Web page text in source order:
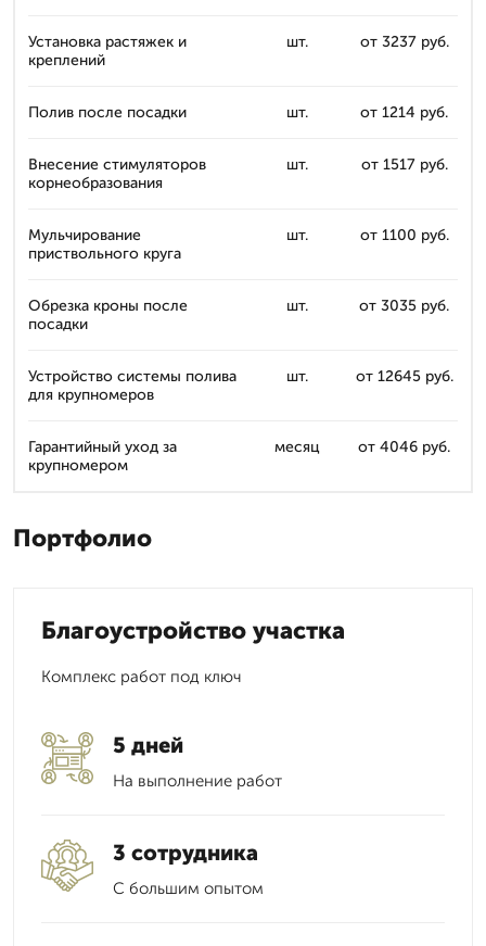
Установка растяжек и
креплений
шт. от 3237 руб.
Полив после посадки шт. от 1214 руб.
Внесение стимуляторов
корнеобразования
шт. от 1517 руб.
Мульчирование
приствольного круга
шт. от 1100 руб.
Обрезка кроны после
посадки
шт. от 3035 руб.
Устройство системы полива
для крупномеров
шт. от 12645 руб.
Гарантийный уход за
крупномером
месяц от 4046 руб.
Портфолио
Благоустройство участка
Комплекс работ под ключ
5 дней
На выполнение работ
3 сотрудника
С большим опытом